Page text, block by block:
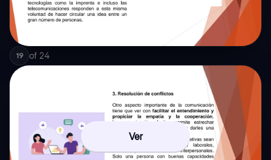
19 of 24
Ver